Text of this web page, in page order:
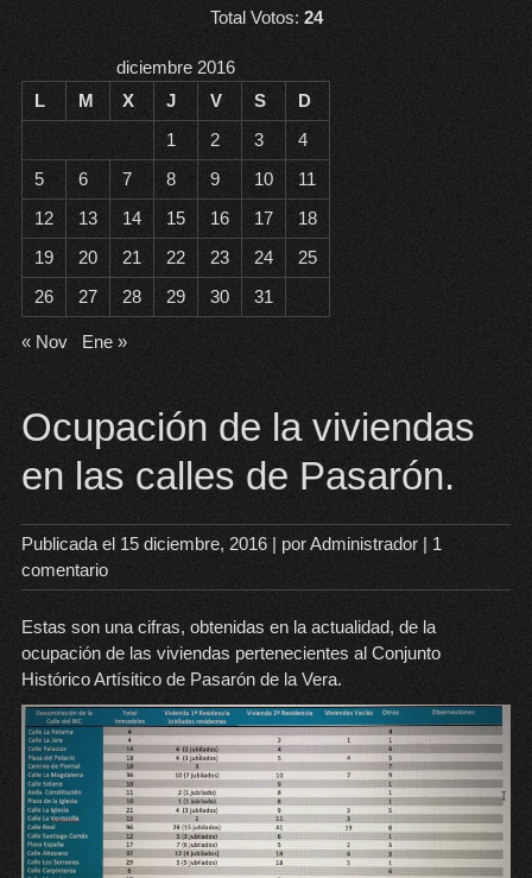
Total Votos: 24
diciembre 2016
L
M X J V S
D
1
2 3
4
5
6 7 8 9 10
11
12
13 14 15 16 17
18
19
20 21 22 23 24
25
26
27 28 29 30 31
« Nov Ene »
Ocupación de la viviendas
en las calles de Pasarón.
Publicada el15 diciembre, 2016| porAdministrador| 1
comentario
Estas son una cifras, obtenidas en la actualidad, de la
ocupación de las viviendas pertenecientes al Conjunto
Histórico Artísitico de Pasarón de la Vera.